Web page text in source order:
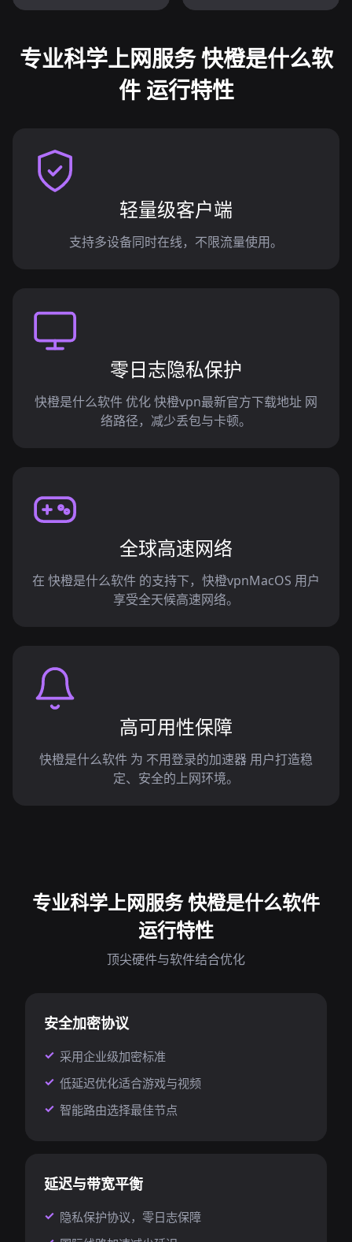
专业科学上网服务 快橙是什么软
件 运行特性
轻量级客户端
支持多设备同时在线，不限流量使用。
零日志隐私保护
快橙是什么软件 优化 快橙vpn最新官方下载地址 网
络路径，减少丢包与卡顿。
全球高速网络
在 快橙是什么软件 的支持下，快橙vpnMacOS 用户
享受全天候高速网络。
高可用性保障
快橙是什么软件 为 不用登录的加速器 用户打造稳
定、安全的上网环境。
专业科学上网服务 快橙是什么软件
运行特性
顶尖硬件与软件结合优化
安全加密协议
采用企业级加密标准
低延迟优化适合游戏与视频
智能路由选择最佳节点
延迟与带宽平衡
隐私保护协议，零日志保障